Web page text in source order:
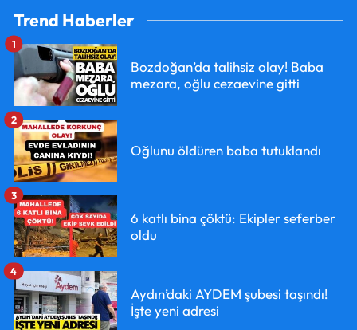
Trend Haberler
Bozdoğan’da talihsiz olay! Baba
mezara, oğlu cezaevine gitti
1
Oğlunu öldüren baba tutuklandı
2
6 katlı bina çöktü: Ekipler seferber
oldu
3
Aydın’daki AYDEM şubesi taşındı!
İşte yeni adresi
4